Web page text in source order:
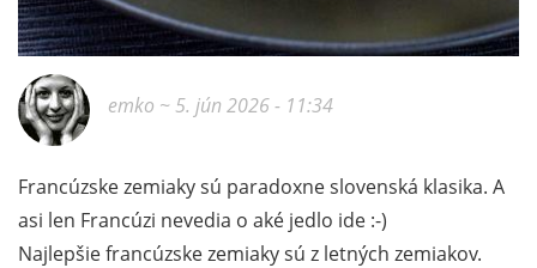
emko ~ 5. jún 2026 - 11:34
Francúzske zemiaky sú paradoxne slovenská klasika. A
asi len Francúzi nevedia o aké jedlo ide :-)
Najlepšie francúzske zemiaky sú z letných zemiakov.